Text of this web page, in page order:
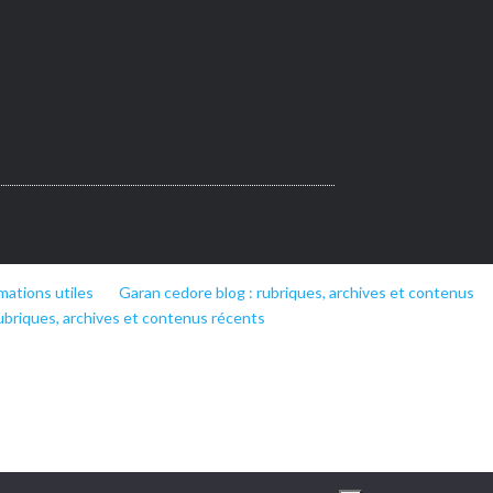
utiles
Garan cedore blog : rubriques, archives et contenus
archives et contenus récents